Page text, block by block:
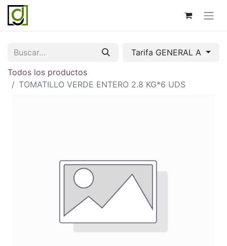
Tarifa GENERAL A
Todos los productos
TOMATILLO VERDE ENTERO 2.8 KG*6 UDS